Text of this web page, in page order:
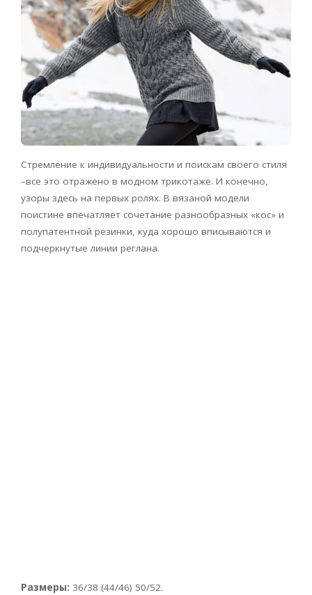
Стремление к индивидуальности и поискам своего стиля
–все это отражено в модном трикотаже. И конечно,
узоры здесь на первых ролях. В вязаной модели
поистине впечатляет сочетание разнообразных «кос» и
полупатентной резинки, куда хорошо вписываются и
подчеркнутые линии реглана.
Размеры: 36/38 (44/46) 50/52.